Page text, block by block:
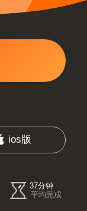
ios版
37分钟
平均完成